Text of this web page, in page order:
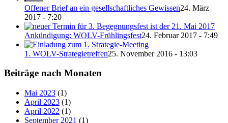
Offener Brief an ein gesellschaftliches Gewissen24. März
2017 - 7:20
Ankündigung: WOLV-Frühlingsfest24. Februar 2017 - 7:49
1. WOLV-Strategietreffen25. November 2016 - 13:03
Beiträge nach Monaten
Mai 2023 (1)
April 2023 (1)
April 2022 (1)
September 2021 (1)